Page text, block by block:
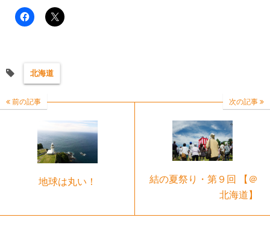
北海道
前の記事
地球は丸い！
次の記事
結の夏祭り・第９回 【＠
北海道】